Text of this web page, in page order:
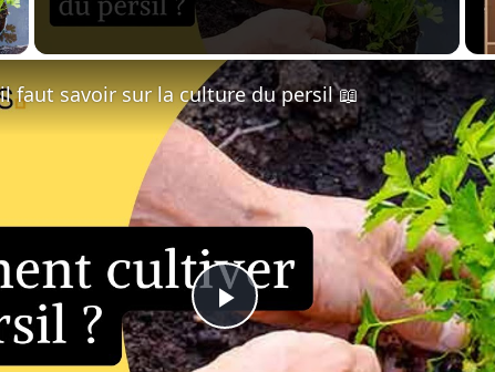
P
faut savoir sur la culture du persil 📖